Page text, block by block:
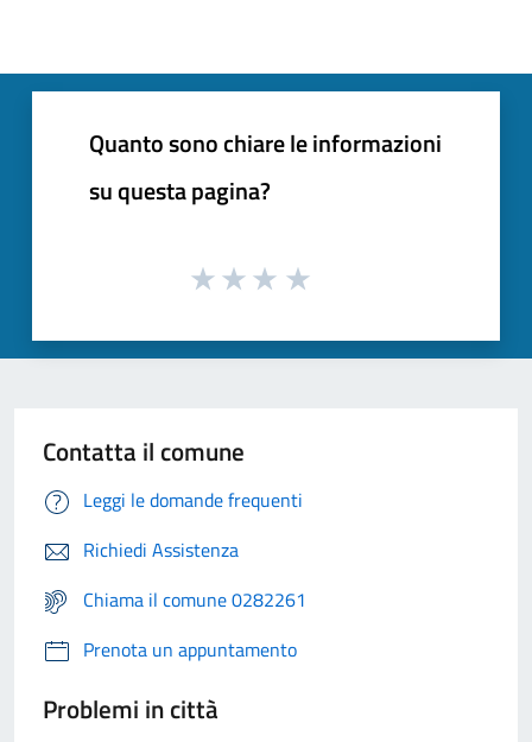
Quanto sono chiare le informazioni
su questa pagina?
Contatta il comune
Leggi le domande frequenti
Richiedi Assistenza
Chiama il comune 0282261
Prenota un appuntamento
Problemi in città